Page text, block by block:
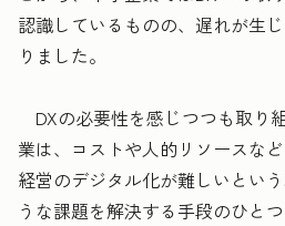
認識しているものの、遅れが生
りました。
DXの必要性を感じつつも取り
業は、コストや人的リソースなど
経営のデジタル化が難しいとい
うな課題を解決する手段のひと